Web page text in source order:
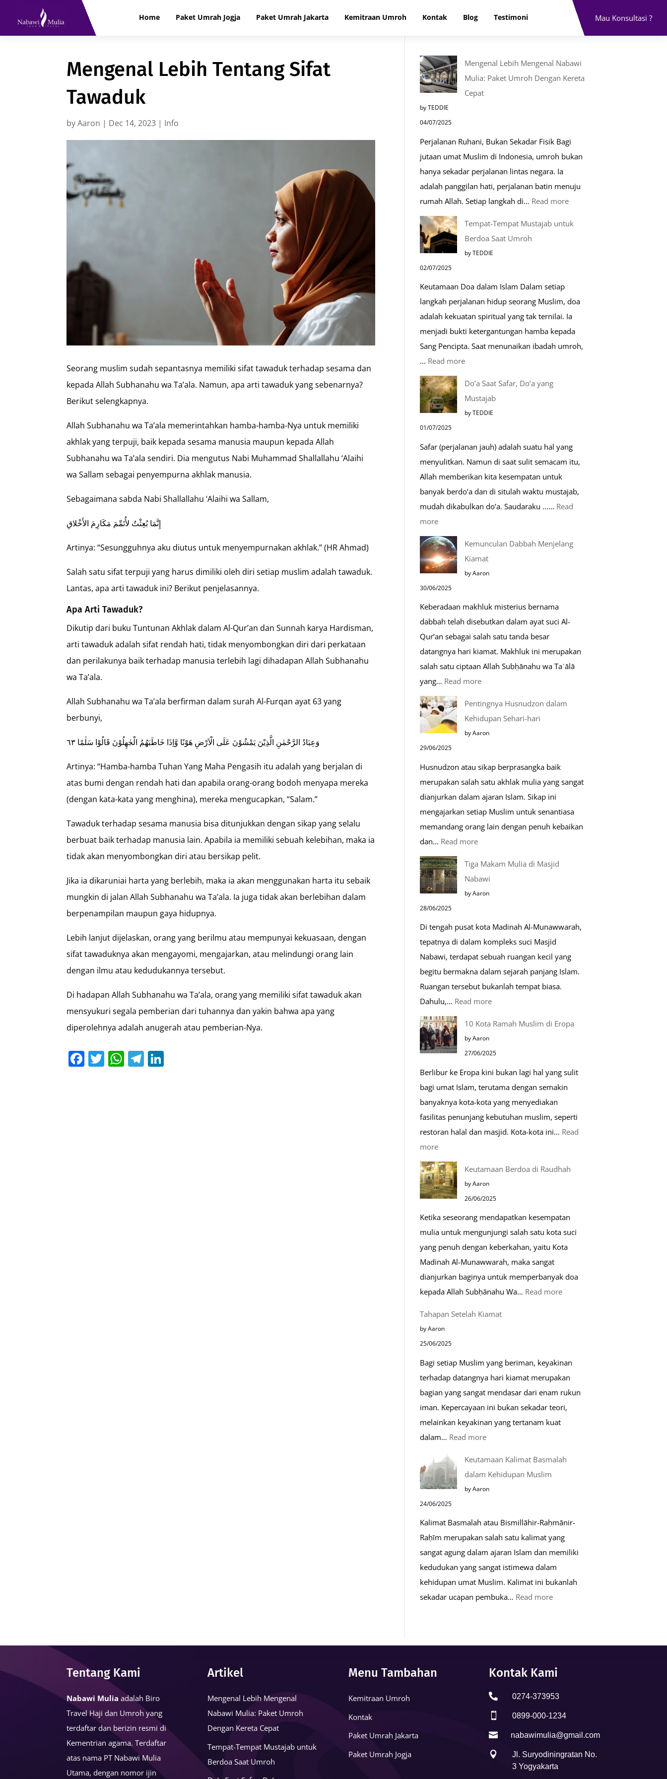
Home Paket Umrah Jogja Paket Umrah Jakarta Kemitraan Umroh Kontak Blog Testimoni Mau Konsultasi ?
Mengenal Lebih Tentang Sifat
Tawaduk
byAaron | Dec 14, 2023 | Info
Seorang muslim sudah sepantasnya memiliki sifat tawaduk terhadap sesama dan
kepada Allah Subhanahu wa Ta’ala. Namun, apa arti tawaduk yang sebenarnya?
Berikut selengkapnya.
Allah Subhanahu wa Ta’ala memerintahkan hamba-hamba-Nya untuk memiliki
akhlak yang terpuji, baik kepada sesama manusia maupun kepada Allah
Subhanahu wa Ta’ala sendiri. Dia mengutus Nabi Muhammad Shallallahu ‘Alaihi
wa Sallam sebagai penyempurna akhlak manusia.
Sebagaimana sabda Nabi Shallallahu ‘Alaihi wa Sallam,
إِنَّمَا بُعِثْتُ لأُتَمِّمَ مَكَارِمَ الأَخْلاقِ
Artinya: “Sesungguhnya aku diutus untuk menyempurnakan akhlak.” (HR Ahmad)
Salah satu sifat terpuji yang harus dimiliki oleh diri setiap muslim adalah tawaduk.
Lantas, apa arti tawaduk ini? Berikut penjelasannya.
Apa Arti Tawaduk?
Dikutip dari buku Tuntunan Akhlak dalam Al-Qur’an dan Sunnah karya Hardisman,
arti tawaduk adalah sifat rendah hati, tidak menyombongkan diri dari perkataan
dan perilakunya baik terhadap manusia terlebih lagi dihadapan Allah Subhanahu
wa Ta’ala.
Allah Subhanahu wa Ta’ala berfirman dalam surah Al-Furqan ayat 63 yang
berbunyi,
وَعِبَادُ الرَّحْمٰنِ الَّذِيْنَ يَمْشُوْنَ عَلَى الْاَرْضِ هَوْنًا وَّاِذَا خَاطَبَهُمُ الْجٰهِلُوْنَ قَالُوْا سَلٰمًا ٦٣
Artinya: “Hamba-hamba Tuhan Yang Maha Pengasih itu adalah yang berjalan di
atas bumi dengan rendah hati dan apabila orang-orang bodoh menyapa mereka
(dengan kata-kata yang menghina), mereka mengucapkan, “Salam.”
Tawaduk terhadap sesama manusia bisa ditunjukkan dengan sikap yang selalu
berbuat baik terhadap manusia lain. Apabila ia memiliki sebuah kelebihan, maka ia
tidak akan menyombongkan diri atau bersikap pelit.
Jika ia dikaruniai harta yang berlebih, maka ia akan menggunakan harta itu sebaik
mungkin di jalan Allah Subhanahu wa Ta’ala. Ia juga tidak akan berlebihan dalam
berpenampilan maupun gaya hidupnya.
Lebih lanjut dijelaskan, orang yang berilmu atau mempunyai kekuasaan, dengan
sifat tawaduknya akan mengayomi, mengajarkan, atau melindungi orang lain
dengan ilmu atau kedudukannya tersebut.
Di hadapan Allah Subhanahu wa Ta’ala, orang yang memiliki sifat tawaduk akan
mensyukuri segala pemberian dari tuhannya dan yakin bahwa apa yang
diperolehnya adalah anugerah atau pemberian-Nya.
Facebook
Twitter
WhatsApp
Telegram
Mengenal Lebih Mengenal Nabawi
Mulia: Paket Umroh Dengan Kereta
Cepat
by TEDDIE
04/07/2025
Perjalanan Ruhani, Bukan Sekadar Fisik Bagi
jutaan umat Muslim di Indonesia, umroh bukan
hanya sekadar perjalanan lintas negara. Ia
adalah panggilan hati, perjalanan batin menuju
rumah Allah. Setiap langkah di… Read more:
Umroh
Dengan
Kereta
Cepat
Tempat-Tempat Mustajab untuk
Berdoa Saat Umroh
by TEDDIE
02/07/2025
Keutamaan Doa dalam Islam Dalam setiap
langkah perjalanan hidup seorang Muslim, doa
adalah kekuatan spiritual yang tak ternilai. Ia
menjadi bukti ketergantungan hamba kepada
Sang Pencipta. Saat menunaikan ibadah umroh,
… Read more:
Mustajab
Saat
Umroh
Do’a Saat Safar, Do’a yang
Mustajab
by TEDDIE
01/07/2025
Safar (perjalanan jauh) adalah suatu hal yang
menyulitkan. Namun di saat sulit semacam itu,
Allah memberikan kita kesempatan untuk
banyak berdo’a dan di situlah waktu mustajab,
mudah dikabulkan do’a. Saudaraku …… Read
more:
Do’a
Saat
Safar,
Mustajab
Kemunculan Dabbah Menjelang
Kiamat
by Aaron
30/06/2025
Keberadaan makhluk misterius bernama
dabbah telah disebutkan dalam ayat suci Al-
Qur’an sebagai salah satu tanda besar
datangnya hari kiamat. Makhluk ini merupakan
salah satu ciptaan Allah Subḥānahu wa Taʿālā
yang… Read more:
Dabbah
Menjelang
Pentingnya Husnudzon dalam
Kehidupan Sehari-hari
by Aaron
29/06/2025
Husnudzon atau sikap berprasangka baik
merupakan salah satu akhlak mulia yang sangat
dianjurkan dalam ajaran Islam. Sikap ini
mengajarkan setiap Muslim untuk senantiasa
memandang orang lain dengan penuh kebaikan
dan… Read more:
hari
Tiga Makam Mulia di Masjid
Nabawi
by Aaron
28/06/2025
Di tengah pusat kota Madinah Al-Munawwarah,
tepatnya di dalam kompleks suci Masjid
Nabawi, terdapat sebuah ruangan kecil yang
begitu bermakna dalam sejarah panjang Islam.
Ruangan tersebut bukanlah tempat biasa.
Dahulu,… Read more:
Masjid
Nabawi
10 Kota Ramah Muslim di Eropa
by Aaron
27/06/2025
Berlibur ke Eropa kini bukan lagi hal yang sulit
bagi umat Islam, terutama dengan semakin
banyaknya kota-kota yang menyediakan
fasilitas penunjang kebutuhan muslim, seperti
restoran halal dan masjid. Kota-kota ini… Read
more:
10
Kota
Ramah
di
Eropa
Keutamaan Berdoa di Raudhah
by Aaron
26/06/2025
Ketika seseorang mendapatkan kesempatan
mulia untuk mengunjungi salah satu kota suci
yang penuh dengan keberkahan, yaitu Kota
Madinah Al-Munawwarah, maka sangat
dianjurkan baginya untuk memperbanyak doa
kepada Allah Subḥānahu Wa… Read more:
Tahapan Setelah Kiamat
by Aaron
25/06/2025
Bagi setiap Muslim yang beriman, keyakinan
terhadap datangnya hari kiamat merupakan
bagian yang sangat mendasar dari enam rukun
iman. Kepercayaan ini bukan sekadar teori,
melainkan keyakinan yang tertanam kuat
dalam… Read more:
Keutamaan Kalimat Basmalah
dalam Kehidupan Muslim
by Aaron
24/06/2025
Kalimat Basmalah atau Bismillāhir-Raḥmānir-
Raḥīm merupakan salah satu kalimat yang
sangat agung dalam ajaran Islam dan memiliki
kedudukan yang sangat istimewa dalam
kehidupan umat Muslim. Kalimat ini bukanlah
sekadar ucapan pembuka… Read more:
Kehidupan
Tentang Kami
Nabawi Mulia adalah Biro
Travel Haji dan Umroh yang
terdaftar dan berizin resmi di
Kementrian agama. Terdaftar
atas nama PT Nabawi Mulia
Utama, dengan nomor ijin
Artikel
Mengenal Lebih Mengenal
Nabawi Mulia: Paket Umroh
Dengan Kereta Cepat
Tempat-Tempat Mustajab untuk
Berdoa Saat Umroh
Menu Tambahan
Kemitraan Umroh
Kontak
Paket Umrah Jakarta
Paket Umrah Jogja
Kontak Kami
 0274-373953
 0899-000-1234
 nabawimulia@gmail.com

Jl. Suryodiningratan No.
3 Yogyakarta